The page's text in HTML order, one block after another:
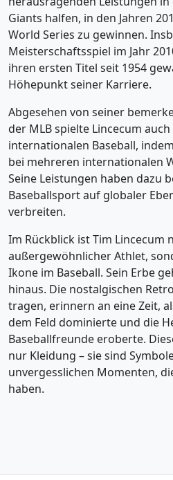
Giants halfen, in den Jahren
World Series zu gewinnen.
Meisterschaftsspiel im Jahr
ihren ersten Titel seit 1954
Höhepunkt seiner Karriere.
Abgesehen von seiner
der MLB spielte Lincecum
internationalen Baseball,
bei mehreren internationalen
Seine Leistungen haben dazu
Baseballsport auf globaler
verbreiten.
Im Rückblick ist Tim Lincecum
außergewöhnlicher Athlet,
Ikone im Baseball. Sein Erbe
hinaus. Die nostalgischen
tragen, erinnern an eine Zeit,
dem Feld dominierte und die
Baseballfreunde eroberte.
nur Kleidung – sie sind
unvergesslichen Momenten,
haben.